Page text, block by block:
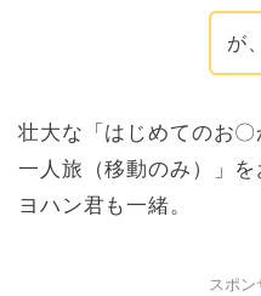
が
壮大な「はじめてのお
一人旅（移動のみ）」
ヨハン君も一緒。
スポン